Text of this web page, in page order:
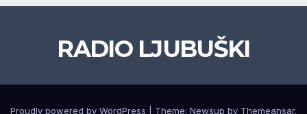
RADIO LJUBUŠKI
Proudly powered by WordPress Theme: Newsup by Themeansar.